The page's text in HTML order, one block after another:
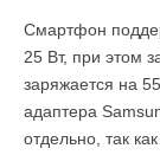
Смартфон
25 Вт, при этом
заряжается на
адаптера
отдельно, так